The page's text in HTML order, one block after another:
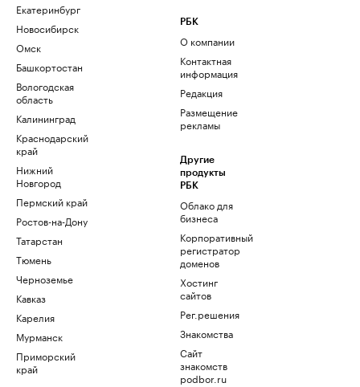
Екатеринбург
Новосибирск
Омск
Башкортостан
Вологодская
область
Калининград
Краснодарский
край
Нижний
Новгород
Пермский край
Ростов-на-Дону
Татарстан
Тюмень
Черноземье
Кавказ
Карелия
Мурманск
Приморский
край
РБК
О компании
Контактная
информация
Редакция
Размещение
рекламы
Другие
продукты
РБК
Облако для
бизнеса
Корпоративный
регистратор
доменов
Хостинг
сайтов
Рег.решения
Знакомства
Сайт
знакомств
podbor.ru